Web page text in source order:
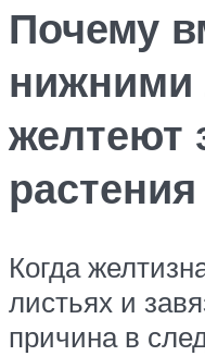
Почему
нижними
желтеют
растения
Когда
листьях и
причина в